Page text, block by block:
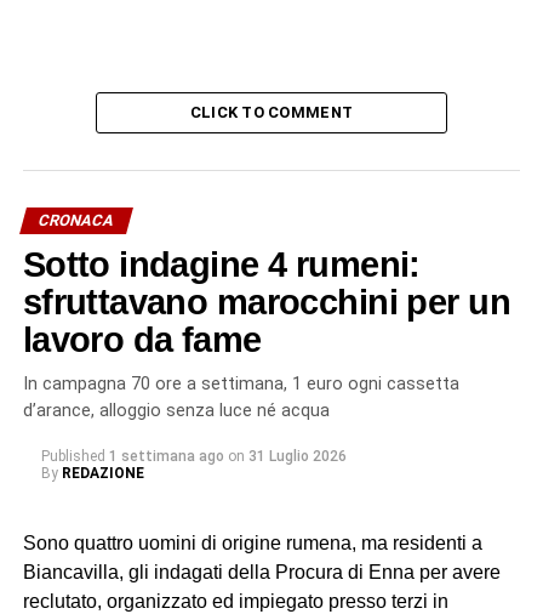
CLICK TO COMMENT
CRONACA
Sotto indagine 4 rumeni:
sfruttavano marocchini per un
lavoro da fame
In campagna 70 ore a settimana, 1 euro ogni cassetta
d’arance, alloggio senza luce né acqua
Published 1 settimana ago on 31 Luglio 2026
By REDAZIONE
Sono quattro uomini di origine rumena, ma residenti a
Biancavilla, gli indagati della Procura di Enna per avere
reclutato, organizzato ed impiegato presso terzi in